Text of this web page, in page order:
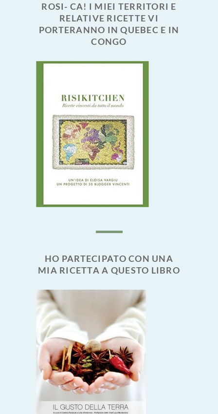
ROSI- CA! I MIEI TERRITORI E
RELATIVE RICETTE VI
PORTERANNO IN QUEBEC E IN
CONGO
HO PARTECIPATO CON UNA
MIA RICETTA A QUESTO LIBRO